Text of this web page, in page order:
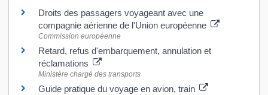
Droits des passagers voyageant avec une
compagnie aérienne de l'Union européenne
Commission européenne
Retard, refus d'embarquement, annulation et
réclamations
Ministère chargé des transports
Guide pratique du voyage en avion, train